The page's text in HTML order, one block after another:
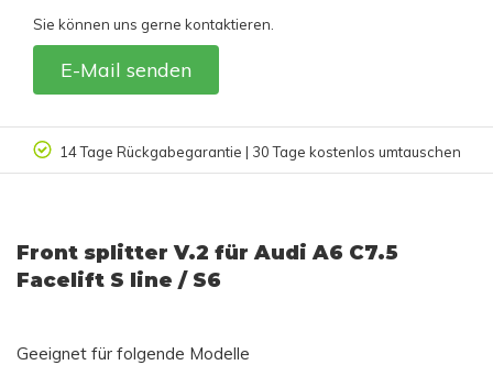
Sie können uns gerne kontaktieren.
E-Mail senden
14 Tage Rückgabegarantie | 30 Tage kostenlos umtauschen
Front splitter V.2 für Audi A6 C7.5
Facelift S line / S6
Geeignet für folgende Modelle